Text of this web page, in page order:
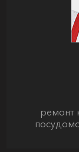
ремонт